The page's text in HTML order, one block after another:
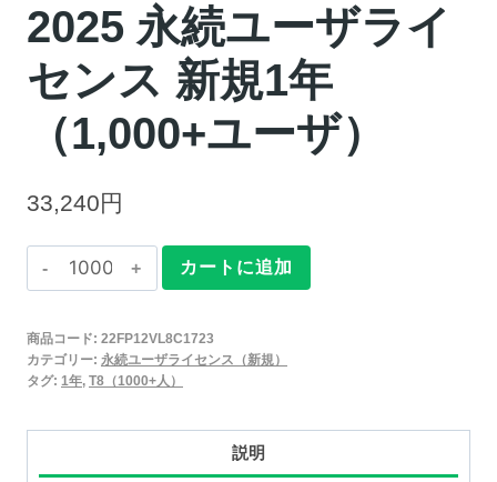
2025 永続ユーザライ
センス 新規1年
（1,000+ユーザ）
33,240円
Claris
FileMaker
永
続
ザ
カートに追加
商品コード: 22FP12VL8C1723
カテゴリー: 永続ユーザライセンス（新規）
タグ: 1年, T8（1000+人）
説明